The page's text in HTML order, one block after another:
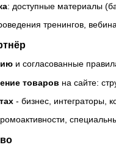
: доступные материалы
тренингов,
и согласованные
товаров на сайте:
- бизнес, интеграторы,